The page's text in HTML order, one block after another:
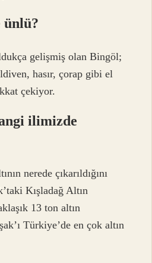
ünlü?
gelişmiş olan Bingöl;
hasır, çorap gibi el
çekiyor.
ilimizde
nerede çıkarıldığını
Kışladağ Altın
13 ton altın
Türkiye’de en çok altın